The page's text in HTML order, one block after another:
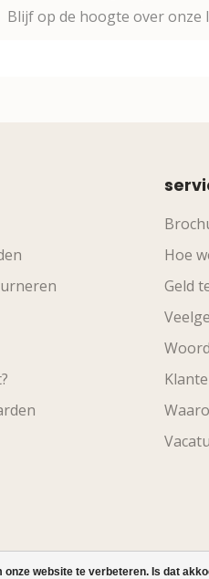
onze website te verbeteren. Is dat
Blijf op de hoogte over onze
Hoe
Geld
© Copyright 2026